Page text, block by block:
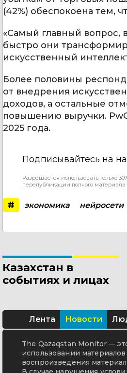
(42%) обеспокоена тем,
«Самый главный вопрос,
быстро они
искусственный
Более половины
от внедрения
доходов, а остальные
повышению выручки.
2025 года.
Подписывайтесь на
Разрешается использовать только
перепубликации полного
# экономика нейросети
Казахстан в
событиях и лицах
Лента Новости
The Qazaqstan Monitor —
использовании
воспроизведения